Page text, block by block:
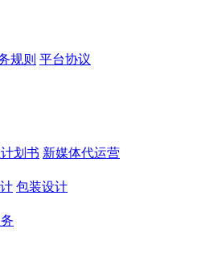
规则 平台协议
划书 新媒体代运营
包装设计